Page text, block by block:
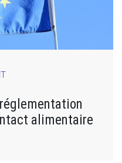
alimentaire